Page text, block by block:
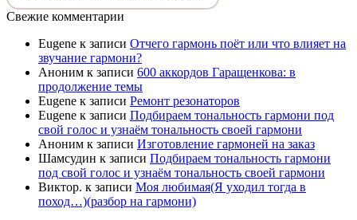
Свежие комментарии
Eugene к записи Отчего гармонь поёт или что влияет на
звучание гармони?
Аноним к записи 600 аккордов Гаращенкова: в
продолжение темы
Eugene к записи Ремонт резонаторов
Eugene к записи Подбираем тональность гармони под
свой голос и узнаём тональность своей гармони
Аноним к записи Изготовление гармоней на заказ
Шамсудин к записи Подбираем тональность гармони
под свой голос и узнаём тональность своей гармони
Виктор. к записи Моя любимая(Я уходил тогда в
поход…)(разбор на гармони)